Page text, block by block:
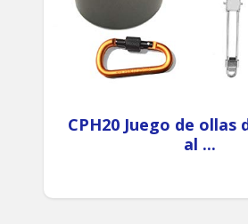
CPH20 Juego de ollas
al ...